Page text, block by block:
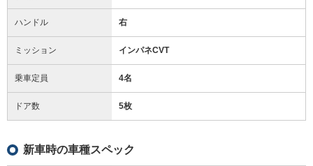
ハンドル 右
ミッション インパネCVT
乗車定員 4名
ドア数 5枚
新車時の車種スペック